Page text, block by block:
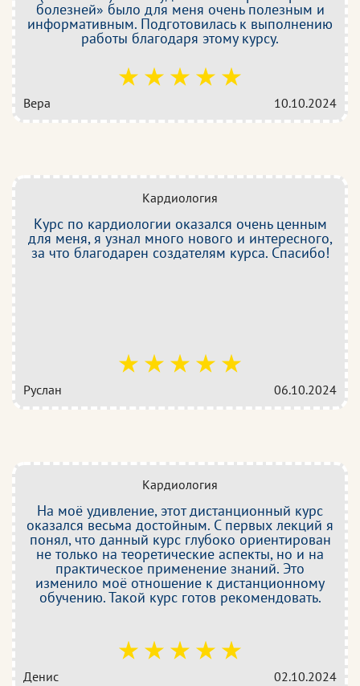
болезней» было для меня очень полезным и
информативным. Подготовилась к выполнению
работы благодаря этому курсу.
Вера 10.10.2024
Кардиология
Курс по кардиологии оказался очень ценным
для меня, я узнал много нового и интересного,
за что благодарен создателям курса. Спасибо!
Руслан 06.10.2024
Кардиология
На моё удивление, этот дистанционный курс
оказался весьма достойным. С первых лекций я
понял, что данный курс глубоко ориентирован
не только на теоретические аспекты, но и на
практическое применение знаний. Это
изменило моё отношение к дистанционному
обучению. Такой курс готов рекомендовать.
Денис 02.10.2024